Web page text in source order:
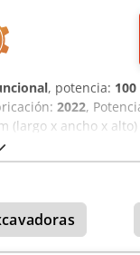
, potencia:
2022,
(largo x ancho x
/ TCD 3.6 Stage
Peso operativo: